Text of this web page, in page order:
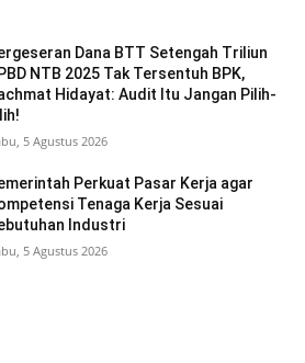
Dana BTT Setengah Triliun
NTB 2025 Tak Tersentuh BPK,
Hidayat: Audit Itu Jangan Pilih-
5 Agustus 2026
Perkuat Pasar Kerja agar
Tenaga Kerja Sesuai
Industri
5 Agustus 2026